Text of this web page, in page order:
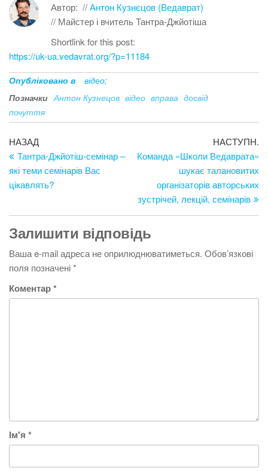
Автор: //Антон Кузнєцов (Ведаврат)
// Майстер і вчитель Тантра-Джйотіша
Shortlink for this post:
https://uk-ua.vedavrat.org/?p=11184
Опубліковано в
відео;
Позначки Антон Кузнецов відео вправа досвід
почуття
Навігація
записів
Попередній
запис
НАЗАД
Тантра-Джйотіш-семінар –
які теми семінарів Вас
цікавлять?
НАСТУПН.
Команда «Школи Ведаврата»
шукає талановитих
організаторів авторських
зустрічей, лекцій, семінарів
Залишити відповідь
Ваша e-mail адреса не оприлюднюватиметься. Обов’язкові
поля позначені*
Коментар*
Ім'я *